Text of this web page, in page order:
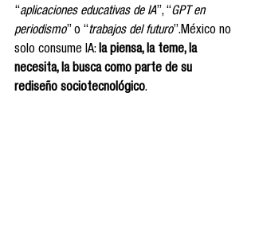
“aplicaciones educativas de IA”, “GPT en
periodismo” o “trabajos del futuro”.México no
solo consume IA: la piensa, la teme, la
necesita, la busca como parte de su
rediseño sociotecnológico.